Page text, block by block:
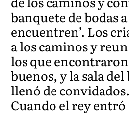
banquete de bodas
encuentren’. Los
a los caminos y
los que
buenos, y la sala del
llenó de convidados.
Cuando el rey entró